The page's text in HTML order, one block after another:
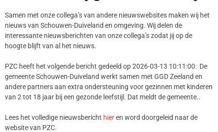
Samen met onze collega’s van andere nieuwswebsites maken wij het
nieuws van Schouwen-Duiveland en omgeving. Wij delen de
interessante nieuwsberichten van onze collega’s zodat jij op de
hoogte blijft van al het nieuws.
PZC heeft het volgende bericht gedeeld op 2026-03-13 10:11:00: De
gemeente Schouwen-Duiveland werkt samen met GGD Zeeland en
andere partners aan extra ondersteuning voor gezinnen met kinderen
van 2 tot 18 jaar bij een gezonde leefstijl. Dat meldt de gemeente..
Lees het volledige nieuwsbericht hieren word doorgeleid naar de
website van PZC.